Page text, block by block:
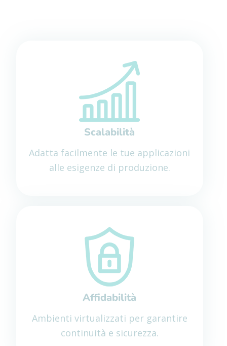
Scalabilità
Adatta facilmente le tue applicazioni
alle esigenze di produzione.
Affidabilità
Ambienti virtualizzati per garantire
continuità e sicurezza.